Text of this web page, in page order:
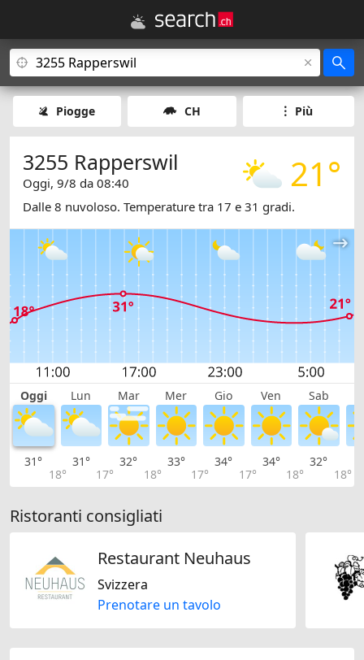
Piogge CH Più
21°
3255 Rapperswil
Oggi, 9/8 da 08:40
Dalle 8 nuvoloso. Temperature tra 17 e 31 gradi.
Oggi Lun Mar Mer Gio Ven Sab
31°
18°
31°
17°
32°
18°
33°
17°
34°
17°
34°
18°
32°
18°
Ristoranti consigliati
Restaurant Neuhaus
Svizzera
Prenotare un tavolo